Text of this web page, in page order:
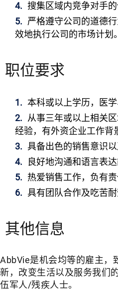
搜集区域内竞争对手的
严格遵守公司的道德
效地执行公司的市场计划。
职位要求
本科或以上学历，医
从事三年或以上相关
经验，有外资企业工作背
具备出色的销售意识
良好地沟通和语言表达
热爱销售工作，负有
具有团队合作及吃苦耐
其他信息
AbbVie是机会均等的雇主，
新，改变生活以及服务我们
伍军人/残疾人士。